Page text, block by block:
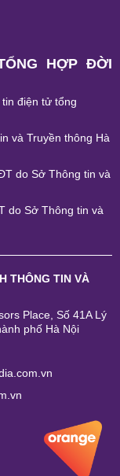
HỢP ĐỜI
điện tử tổng
và Truyền thông Hà
do Sở Thông tin và
do Sở Thông tin và
THÔNG TIN VÀ
Place, Số 41A Lý
phố Hà Nội